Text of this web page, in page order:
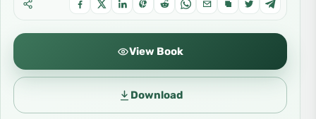
View Book
Download